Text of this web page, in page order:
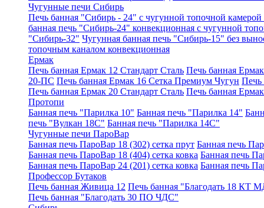
Чугунные печи Сибирь
Печь банная "Сибирь - 24" с чугунной топочной камерой
банная печь "Сибирь-24" конвекционная с чугунной
"Сибирь-32" Чугунная банная печь "Сибирь-15" без
топочным каналом конвекционная
Ермак
Печь банная Ермак 12 Стандарт Сталь Печь банная
20-ПС Печь банная Ермак 16 Сетка Премиум Чугун Печь
Печь банная Ермак 20 Стандарт Сталь Печь банная
Протопи
Банная печь "Парилка 10" Банная печь "Парилка 14"
печь "Вулкан 18С" Банная печь "Парилка 14С"
Чугунные печи ПароВар
Банная печь ПароВар 18 (302) сетка прут Банная печь
Банная печь ПароВар 18 (404) сетка ковка Банная печь
Банная печь ПароВар 24 (201) сетка ковка Банная печь
Профессор Бутаков
Печь банная Живица 12 Печь банная "Благодать 18 КТ
Печь банная "Благодать 30 ПО ЧДС"